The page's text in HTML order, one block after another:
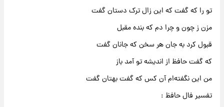
تو را که گفت که این زال ترک دستان گفت
مزن ز چون و چرا دم که بنده مقبل
قبول کرد به جان هر سخن که جانان گفت
که گفت حافظ از اندیشه تو آمد باز
من این نگفته‌ام آن کس که گفت بهتان گفت
تفسیر فال حافظ :